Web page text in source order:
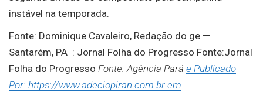
instável na temporada.
Fonte: Dominique Cavaleiro, Redação do ge —
Santarém, PA : Jornal Folha do Progresso Fonte:Jornal
Folha do Progresso Fonte: Agência Pará e Publicado
Por: https://www.adeciopiran.com.br em